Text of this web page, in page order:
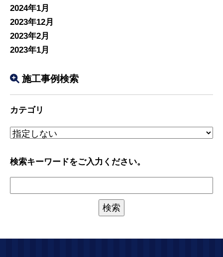
2024年1月
2023年12月
2023年2月
2023年1月
施工事例検索
カテゴリ
検索キーワードをご入力ください。